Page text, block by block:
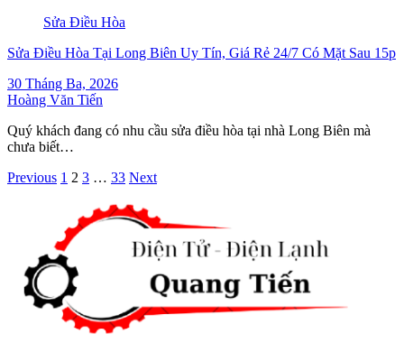
Sửa Điều Hòa
Sửa Điều Hòa Tại Long Biên Uy Tín, Giá Rẻ 24/7 Có Mặt Sau 15p
30 Tháng Ba, 2026
Hoàng Văn Tiến
Quý khách đang có nhu cầu sửa điều hòa tại nhà Long Biên mà
chưa biết…
Previous 1 2 3 … 33 Next